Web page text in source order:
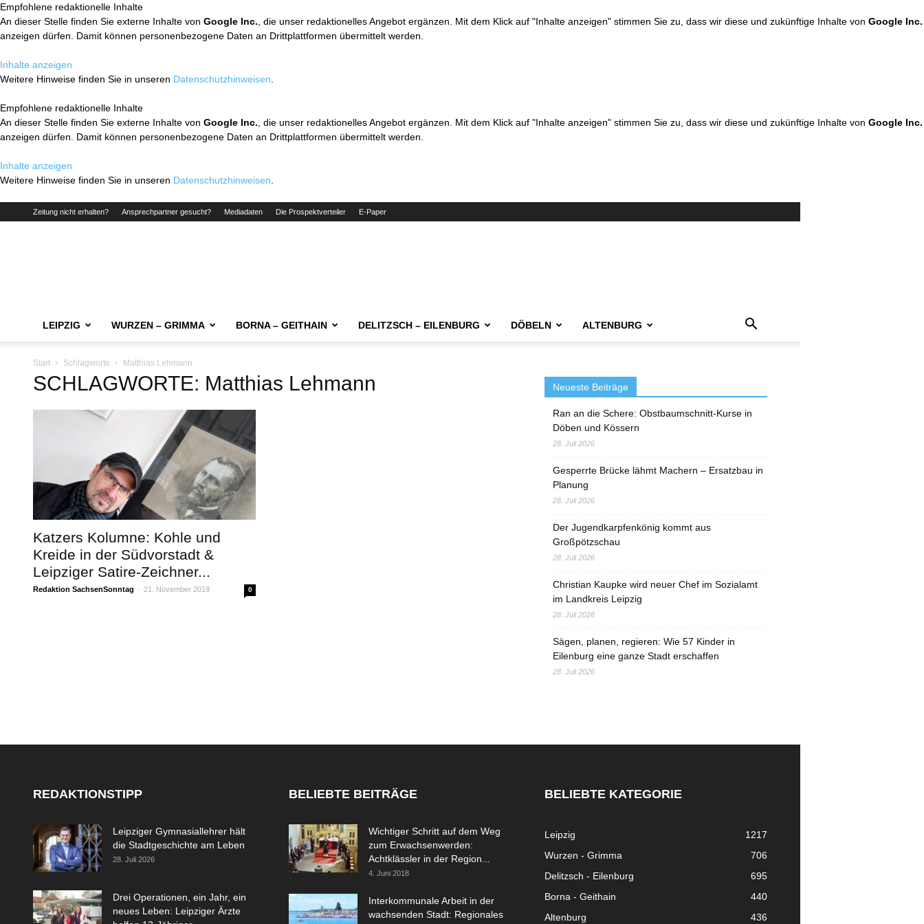
Empfohlene redaktionelle Inhalte
An dieser Stelle finden Sie externe Inhalte von Google Inc. , die unser redaktionelles Angebot ergänzen. Mit dem Klick auf "Inhalte anzeigen" stimmen Sie zu, dass wir diese und zukünftige Inhalte von Google Inc.
anzeigen dürfen. Damit können personenbezogene Daten an Drittplattformen übermittelt werden.
Inhalte anzeigen
Weitere Hinweise finden Sie in unseren Datenschutzhinweisen
Empfohlene redaktionelle Inhalte
An dieser Stelle finden Sie externe Inhalte von Google Inc. , die unser redaktionelles Angebot ergänzen. Mit dem Klick auf "Inhalte anzeigen" stimmen Sie zu, dass wir diese und zukünftige Inhalte von Google Inc.
anzeigen dürfen. Damit können personenbezogene Daten an Drittplattformen übermittelt werden.
Inhalte anzeigen
Weitere Hinweise finden Sie in unseren Datenschutzhinweisen
Zeitung nicht erhalten? Ansprechpartner gesucht? Mediadaten Die Prospektverteiler E-Paper
LEIPZIG WURZEN – GRIMMA BORNA – GEITHAIN DELITZSCH – EILENBURG DÖBELN ALTENBURG
Start Schlagworte Matthias Lehmann
SCHLAGWORTE: Matthias Lehmann
Katzers Kolumne: Kohle und
Kreide in der Südvorstadt &
Leipziger Satire-Zeichner...
Redaktion SachsenSonntag - 21. November 2019 0
Neueste Beiträge
Ran an die Schere: Obstbaumschnitt-Kurse in
Döben und Kössern
28. Juli 2026
Gesperrte Brücke lähmt Machern – Ersatzbau in
Planung
28. Juli 2026
Der Jugendkarpfenkönig kommt aus
Großpötzschau
28. Juli 2026
Christian Kaupke wird neuer Chef im Sozialamt
im Landkreis Leipzig
28. Juli 2026
Sägen, planen, regieren: Wie 57 Kinder in
Eilenburg eine ganze Stadt erschaffen
28. Juli 2026
REDAKTIONSTIPP
Leipziger Gymnasiallehrer hält
die Stadtgeschichte am Leben
28. Juli 2026
Drei Operationen, ein Jahr, ein
neues Leben: Leipziger Ärzte
BELIEBTE BEITRÄGE
Wichtiger Schritt auf dem Weg
zum Erwachsenwerden:
Achtklässler in der Region...
4. Juni 2018
Interkommunale Arbeit in der
wachsenden Stadt: Regionales
BELIEBTE KATEGORIE
Leipzig
1217
Wurzen - Grimma
706
Delitzsch - Eilenburg
695
Borna - Geithain
440
Altenburg
436